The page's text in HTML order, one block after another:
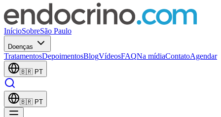
InícioSobreSão Paulo
Doenças
TratamentosDepoimentosBlogVídeosFAQNa mídiaContatoAgendar
🇧🇷 PT
🇧🇷 PT